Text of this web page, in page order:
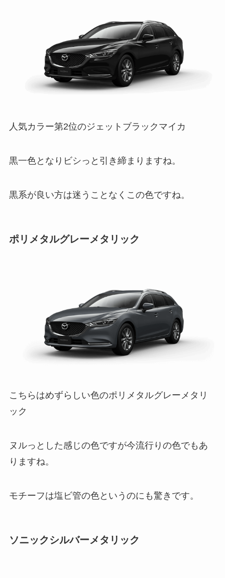
人気カラー第2位のジェットブラックマイカ
黒一色となりビシっと引き締まりますね。
黒系が良い方は迷うことなくこの色ですね。
ポリメタルグレーメタリック
こちらはめずらしい色のポリメタルグレーメタリ
ック
ヌルっとした感じの色ですが今流行りの色でもあ
りますね。
モチーフは塩ビ管の色というのにも驚きです。
ソニックシルバーメタリック